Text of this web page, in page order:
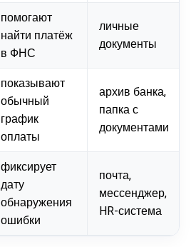
помогают
найти платёж
в ФНС
личные
документы
показывают
обычный
график
оплаты
архив банка,
папка с
документами
фиксирует
дату
обнаружения
ошибки
почта,
мессенджер,
HR-система